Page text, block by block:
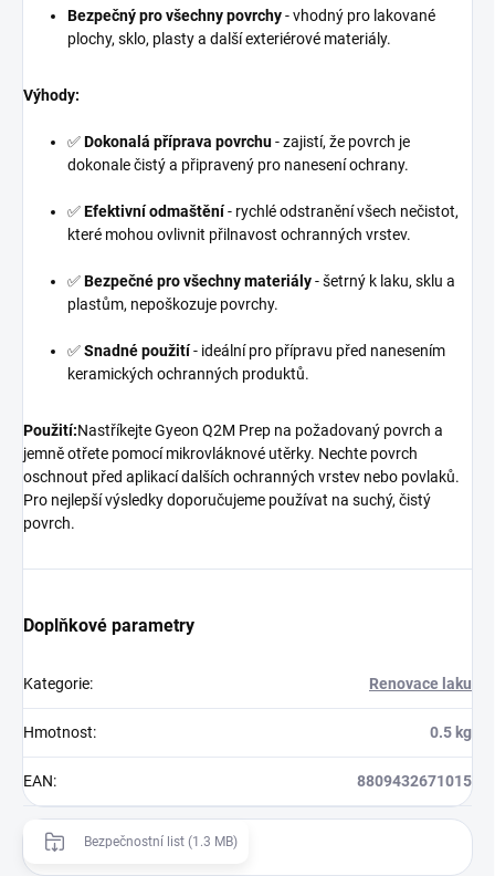
Bezpečný pro všechny povrchy- vhodný pro lakované
plochy, sklo, plasty a další exteriérové materiály.
Výhody:
✅Dokonalá příprava povrchu- zajistí, že povrch je
dokonale čistý a připravený pro nanesení ochrany.
✅Efektivní odmaštění- rychlé odstranění všech nečistot,
které mohou ovlivnit přilnavost ochranných vrstev.
✅Bezpečné pro všechny materiály- šetrný k laku, sklu a
plastům, nepoškozuje povrchy.
✅Snadné použití- ideální pro přípravu před nanesením
keramických ochranných produktů.
Použití:Nastříkejte Gyeon Q2M Prep na požadovaný povrch a
jemně otřete pomocí mikrovláknové utěrky. Nechte povrch
oschnout před aplikací dalších ochranných vrstev nebo povlaků.
Pro nejlepší výsledky doporučujeme používat na suchý, čistý
povrch.
Doplňkové parametry
Kategorie: Renovace laku
Hmotnost: 0.5 kg
EAN: 8809432671015
Bezpečnostní list (1.3 MB)